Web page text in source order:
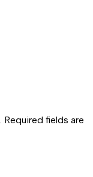
Required fields are